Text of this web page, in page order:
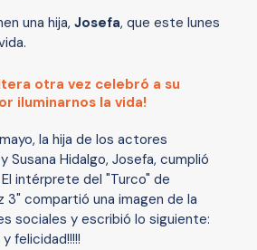
una hija, Josefa, que este lunes
otra vez celebró a su
iluminarnos la vida!
la hija de los actores
Susana Hidalgo, Josefa, cumplió
intérprete del "Turco" de
3" compartió una imagen de la
sociales y escribió lo siguiente:
felicidad!!!!!